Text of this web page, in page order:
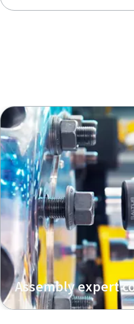
Assembly expert